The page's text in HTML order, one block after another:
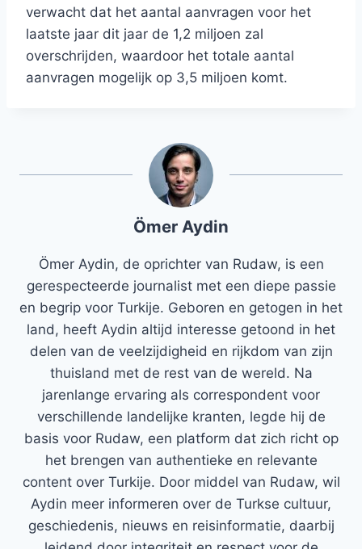
verwacht dat het aantal aanvragen voor het
laatste jaar dit jaar de 1,2 miljoen zal
overschrijden, waardoor het totale aantal
aanvragen mogelijk op 3,5 miljoen komt.
Ömer Aydin
Ömer Aydin, de oprichter van Rudaw, is een
gerespecteerde journalist met een diepe passie
en begrip voor Turkije. Geboren en getogen in het
land, heeft Aydin altijd interesse getoond in het
delen van de veelzijdigheid en rijkdom van zijn
thuisland met de rest van de wereld. Na
jarenlange ervaring als correspondent voor
verschillende landelijke kranten, legde hij de
basis voor Rudaw, een platform dat zich richt op
het brengen van authentieke en relevante
content over Turkije. Door middel van Rudaw, wil
Aydin meer informeren over de Turkse cultuur,
geschiedenis, nieuws en reisinformatie, daarbij